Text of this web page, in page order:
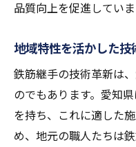
品質向上を促進していま
地域特性を活かした技
鉄筋継手の技術革新は
のでもあります。愛知
を持ち、これに適した
め、地元の職人たちは